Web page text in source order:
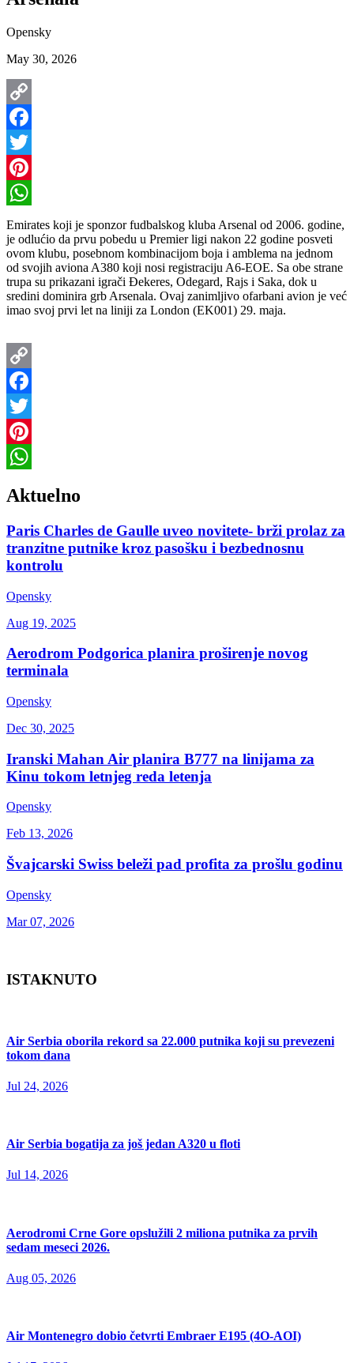
Opensky
May 30, 2026
Copy
Link
Facebook
Twitter
Pinterest
WhatsApp
Emirates koji je sponzor fudbalskog kluba Arsenal od 2006. godine,
je odlućio da prvu pobedu u Premier ligi nakon 22 godine posveti
ovom klubu, posebnom kombinacijom boja i amblema na jednom
od svojih aviona A380 koji nosi registraciju A6-EOE. Sa obe strane
trupa su prikazani igrači Đekeres, Odegard, Rajs i Saka, dok u
sredini dominira grb Arsenala. Ovaj zanimljivo ofarbani avion je već
imao svoj prvi let na liniji za London (EK001) 29. maja.
Copy
Link
Facebook
Twitter
Pinterest
Aktuelno
Paris Charles de Gaulle uveo novitete- brži prolaz za
tranzitne putnike kroz pasošku i bezbednosnu
kontrolu
Opensky
Aug 19, 2025
Aerodrom Podgorica planira proširenje novog
terminala
Opensky
Dec 30, 2025
Iranski Mahan Air planira B777 na linijama za
Kinu tokom letnjeg reda letenja
Opensky
Feb 13, 2026
Švajcarski Swiss beleži pad profita za prošlu godinu
Opensky
Mar 07, 2026
ISTAKNUTO
Air Serbia oborila rekord sa 22.000 putnika koji su prevezeni
tokom dana
Jul 24, 2026
Air Serbia bogatija za još jedan A320 u floti
Jul 14, 2026
Aerodromi Crne Gore opslužili 2 miliona putnika za prvih
sedam meseci 2026.
Aug 05, 2026
Air Montenegro dobio četvrti Embraer E195 (4O-AOI)